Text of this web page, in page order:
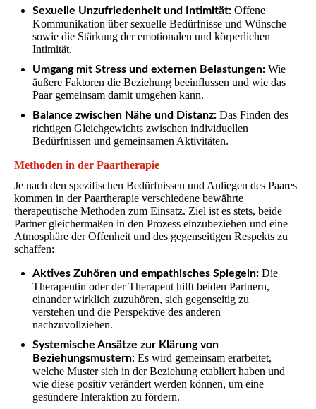
Sexuelle Unzufriedenheit und Intimität: Offene
Kommunikation über sexuelle Bedürfnisse und Wünsche
sowie die Stärkung der emotionalen und körperlichen
Intimität.
Umgang mit Stress und externen Belastungen: Wie
äußere Faktoren die Beziehung beeinflussen und wie das
Paar gemeinsam damit umgehen kann.
Balance zwischen Nähe und Distanz: Das Finden des
richtigen Gleichgewichts zwischen individuellen
Bedürfnissen und gemeinsamen Aktivitäten.
Methoden in der Paartherapie
Je nach den spezifischen Bedürfnissen und Anliegen des Paares
kommen in der Paartherapie verschiedene bewährte
therapeutische Methoden zum Einsatz. Ziel ist es stets, beide
Partner gleichermaßen in den Prozess einzubeziehen und eine
Atmosphäre der Offenheit und des gegenseitigen Respekts zu
schaffen:
Aktives Zuhören und empathisches Spiegeln: Die
Therapeutin oder der Therapeut hilft beiden Partnern,
einander wirklich zuzuhören, sich gegenseitig zu
verstehen und die Perspektive des anderen
nachzuvollziehen.
Systemische Ansätze zur Klärung von
Beziehungsmustern: Es wird gemeinsam erarbeitet,
welche Muster sich in der Beziehung etabliert haben und
wie diese positiv verändert werden können, um eine
gesündere Interaktion zu fördern.